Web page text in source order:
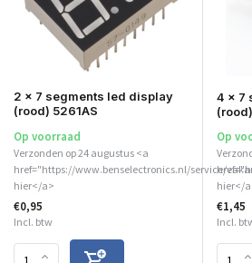
2 x 7 segments led display
(rood) 5261AS
Op voorraad
Verzonden op 24 augustus <a
href="https://www.benselectronics.nl/service/
hier</a>
€0,95
Incl. btw
4 x 7
Op
hier</
€1,45
Incl.